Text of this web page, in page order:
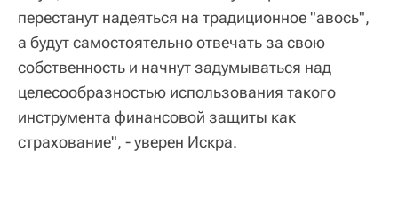
перестанут надеяться на традиционное "авось",
а будут самостоятельно отвечать за свою
собственность и начнут задумываться над
целесообразностью использования такого
инструмента финансовой защиты как
страхование", - уверен Искра.